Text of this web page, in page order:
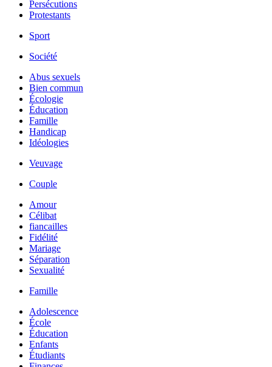
Persécutions
Protestants
Sport
Société
Abus sexuels
Bien commun
Écologie
Éducation
Famille
Handicap
Idéologies
Veuvage
Couple
Amour
Célibat
fiancailles
Fidélité
Mariage
Séparation
Sexualité
Famille
Adolescence
École
Éducation
Enfants
Étudiants